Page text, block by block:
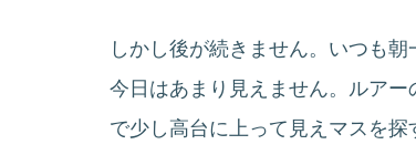
しかし後が続きません。いつも
今日はあまり見えません。ルア
で少し高台に上って見えマスを